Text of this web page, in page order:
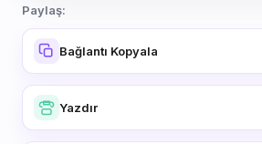
Paylaş:
Bağlantı Kopyala
Yazdır